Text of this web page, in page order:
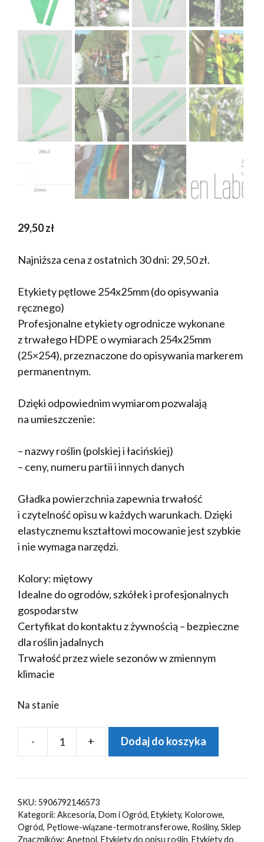
29,50zł
Najniższa cena z ostatnich 30 dni: 29,50zł.
Etykiety pętlowe 254x25mm (do opisywania
ręcznego)
Profesjonalne etykiety ogrodnicze wykonane
z trwałego HDPE o wymiarach 254x25mm
(25×254), przeznaczone do opisywania markerem
permanentnym.
Dzięki odpowiednim wymiarom pozwalają
na umieszczenie:
– nazwy roślin (polskiej i łacińskiej)
– ceny, numeru partii i innych danych
Gładka powierzchnia zapewnia trwałość
i czytelność opisu w każdych warunkach. Dzięki
elastycznemu kształtowi mocowanie jest szybkie
i nie wymaga narzędzi.
Kolory: miętowy
Idealne do ogrodów, szkółek i profesjonalnych
gospodarstw
Certyfikat do kontaktu z żywnością – bezpieczne
dla roślin jadalnych
Trwałość przez wiele sezonów w zmiennym
klimacie
Na stanie
-
ilość
ogrodnicze
pętlowe
MIĘTOWE
+ Dodaj do koszyka
SKU: 5906792146573
Kategorii: Akcesoria, Dom i Ogród, Etykiety, Kolorowe,
Ogród, Pętlowe-wiązane-termotransferowe, Rośliny, Sklep
Znaczników: Anetpol, Etykiety do opisu roślin, Etykiety do